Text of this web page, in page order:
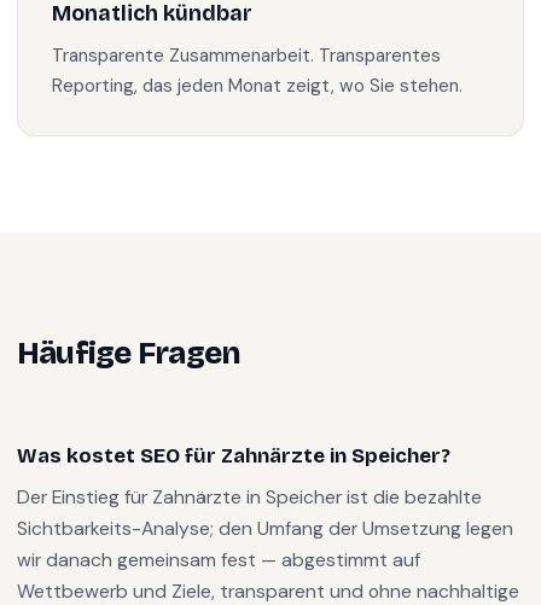
Monatlich kündbar
Transparente Zusammenarbeit. Transparentes
Reporting, das jeden Monat zeigt, wo Sie stehen.
Häufige Fragen
Was kostet SEO für Zahnärzte in Speicher?
Der Einstieg für Zahnärzte in Speicher ist die bezahlte
Sichtbarkeits-Analyse; den Umfang der Umsetzung legen
wir danach gemeinsam fest — abgestimmt auf
Wettbewerb und Ziele, transparent und ohne nachhaltige